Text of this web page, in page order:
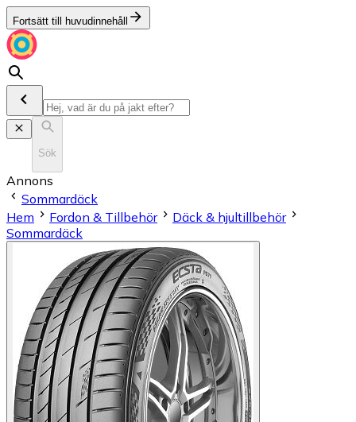
Fortsätt till huvudinnehåll
Sök
Annons
Sommardäck
Hem
Fordon & Tillbehör
Däck & hjultillbehör
Sommardäck